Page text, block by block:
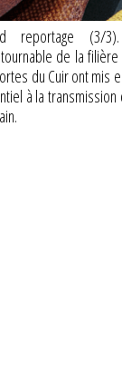
reportage (3/
de la
du Cuir ont mis
à la